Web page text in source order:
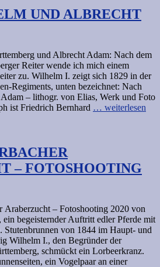
UND ALBRECHT
und Albrecht Adam: Nach dem
Reiter wende ich mich einem
zu. Wilhelm I. zeigt sich 1829 in der
Regiments, unten bezeichnet: Nach
– lithogr. von Elias, Werk und Foto
ist Friedrich Bernhard … weiterlesen
– FOTOSHOOTING
Araberzucht – Fotoshooting 2020 von
begeisternder Auftritt edler Pferde mit
Stutenbrunnen von 1844 im Haupt- und
Wilhelm I., den Begründer der
schmückt ein Lorbeerkranz.
ein Vogelpaar an einer